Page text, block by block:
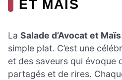
ET MAÏS
La Salade d’Avocat et Maïs
simple plat. C’est une
et des saveurs qui évoque
partagés et de rires.